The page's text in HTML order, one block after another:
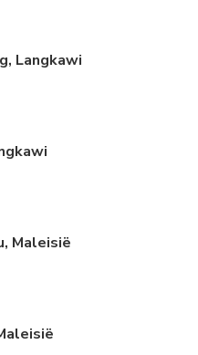
Langkawi
Maleisië